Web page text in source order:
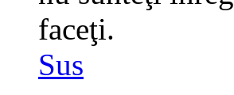
faceţi.
Sus